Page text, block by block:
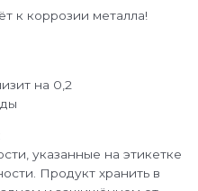
к коррозии металла!
на 0,2
указанные на этикетке
Продукт хранить в